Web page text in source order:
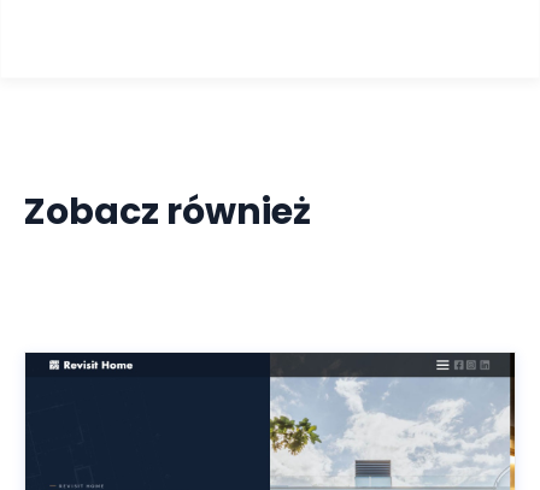
Zobacz również